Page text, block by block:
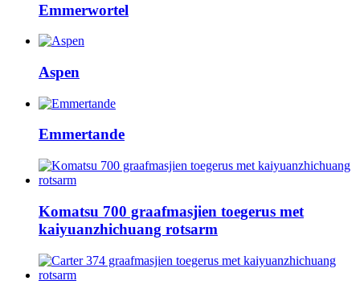
Emmerwortel
Aspen
Emmertande
Komatsu 700 graafmasjien toegerus met
kaiyuanzhichuang rotsarm